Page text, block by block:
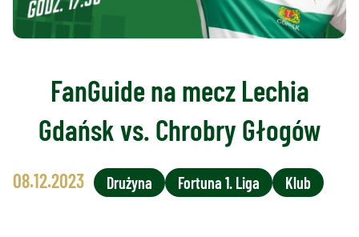
FanGuide na mecz Lechia
Gdańsk vs. Chrobry Głogów
08.12.2023 Drużyna Fortuna 1. Liga Klub